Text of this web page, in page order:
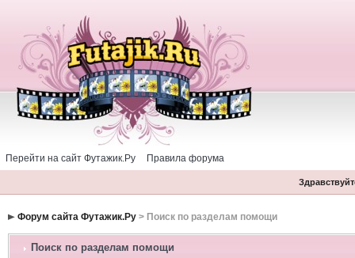
Перейти на сайт Футажик.Ру Правила форума
Форум сайта Футажик.Ру> Поиск по разделам помощи
Поиск по разделам помощи